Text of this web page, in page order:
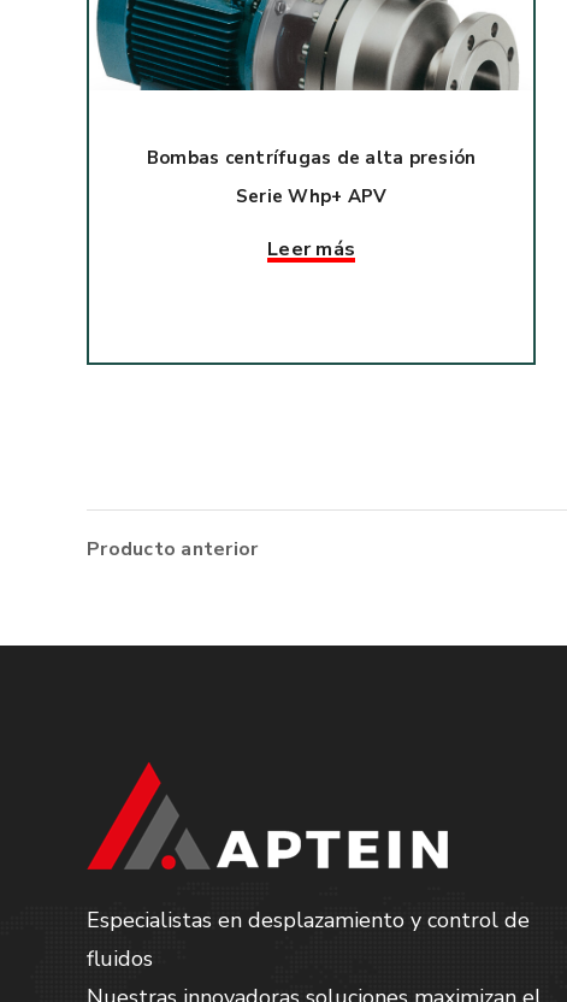
Bombas centrífugas de alta presión
Serie Whp+ APV
Leer más
Producto anterior
Especialistas en desplazamiento y control de
fluidos